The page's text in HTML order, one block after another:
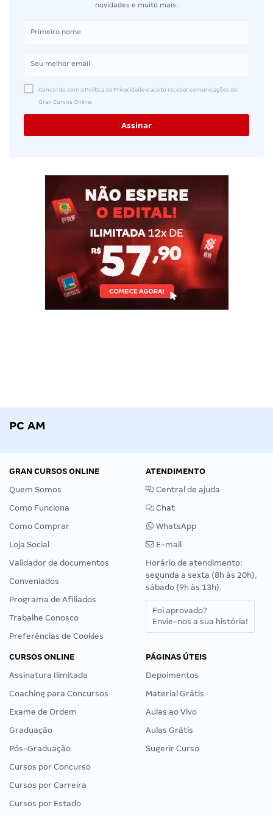
novidades e muito mais.
Concordo com a Política de Privacidade e aceito receber comunicações do
Gran Cursos Online.
PC AM
GRAN CURSOS ONLINE
Quem Somos
Como Funciona
Como Comprar
Loja Social
Validador de documentos
Conveniados
Programa de Afiliados
Trabalhe Conosco
Preferências de Cookies
ATENDIMENTO
Central de ajuda
Chat
WhatsApp
E-mail
Horário de atendimento:
segunda a sexta (8h às 20h),
sábado (9h às 13h).
Foi aprovado?
Envie-nos a sua história!
CURSOS ONLINE
Assinatura Ilimitada
Coaching para Concursos
Exame de Ordem
Graduação
Pós-Graduação
Cursos por Concurso
Cursos por Carreira
Cursos por Estado
PÁGINAS ÚTEIS
Depoimentos
Material Grátis
Aulas ao Vivo
Aulas Grátis
Sugerir Curso